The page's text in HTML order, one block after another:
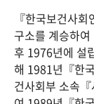
연구 역사
정책과 연구 키
간행물 변천사
『한국보건사
구소를 계승하
후 1976년에 설
해 1981년『한
건사회부 소속